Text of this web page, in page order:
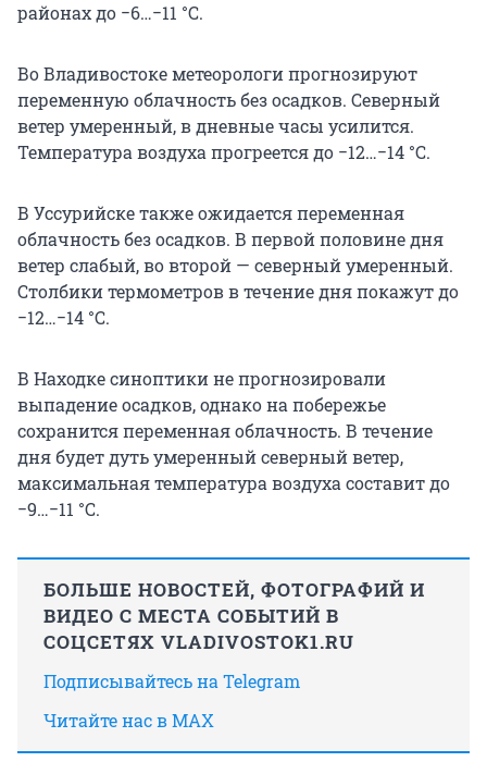
районах до −6…−11 °C.
Во Владивостоке метеорологи прогнозируют
переменную облачность без осадков. Северный
ветер умеренный, в дневные часы усилится.
Температура воздуха прогреется до −12…−14 °C.
В Уссурийске также ожидается переменная
облачность без осадков. В первой половине дня
ветер слабый, во второй — северный умеренный.
Столбики термометров в течение дня покажут до
−12…−14 °C.
В Находке синоптики не прогнозировали
выпадение осадков, однако на побережье
сохранится переменная облачность. В течение
дня будет дуть умеренный северный ветер,
максимальная температура воздуха составит до
−9…−11 °C.
БОЛЬШЕ НОВОСТЕЙ, ФОТОГРАФИЙ И
ВИДЕО С МЕСТА СОБЫТИЙ В
СОЦСЕТЯХ VLADIVOSTOK1.RU
Подписывайтесь на Telegram
Читайте нас в MAX